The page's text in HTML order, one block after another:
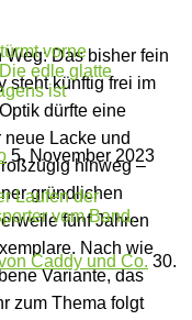
Das bisher fein
steht künftig frei im
dürfte eine
Lacke und
hinweg –
gründlichen
fünf Jahren
Nach wie
Variante, das
zum Thema folgt
5. November 2023
Caddy und Co. 30.